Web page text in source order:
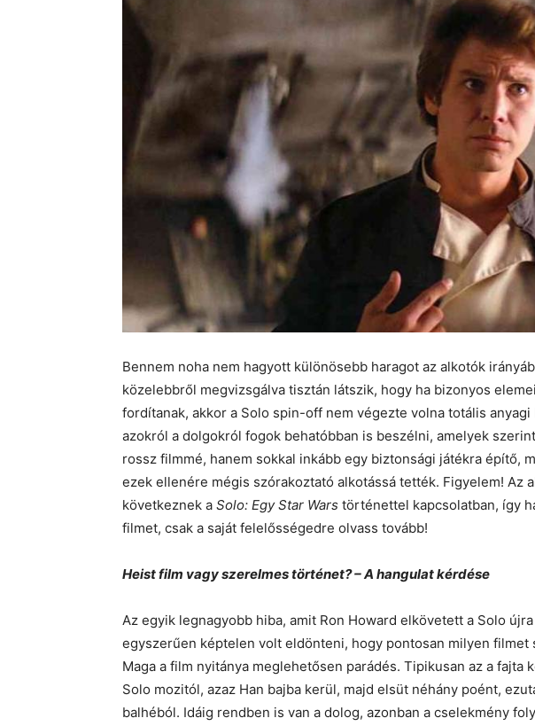
Bennem noha nem hagyott különösebb haragot az alkotók
közelebbről megvizsgálva tisztán látszik, hogy ha bizonyos
fordítanak, akkor a Solo spin-off nem végezte volna totális
azokról a dolgokról fogok behatóbban is beszélni, amelyek
rossz filmmé, hanem sokkal inkább egy biztonsági játékra építő,
ezek ellenére mégis szórakoztató alkotássá tették. Figyelem! Az
következnek a Solo: Egy Star Wars történettel kapcsolatban, így
filmet, csak a saját felelősségedre olvass tovább!
Heist film vagy szerelmes történet? – A hangulat kérdése
Az egyik legnagyobb hiba, amit Ron Howard elkövetett a Solo
egyszerűen képtelen volt eldönteni, hogy pontosan milyen filmet
Maga a film nyitánya meglehetősen parádés. Tipikusan az a fajta
Solo mozitól, azaz Han bajba kerül, majd elsüt néhány poént,
balhéból. Idáig rendben is van a dolog, azonban a cselekmény